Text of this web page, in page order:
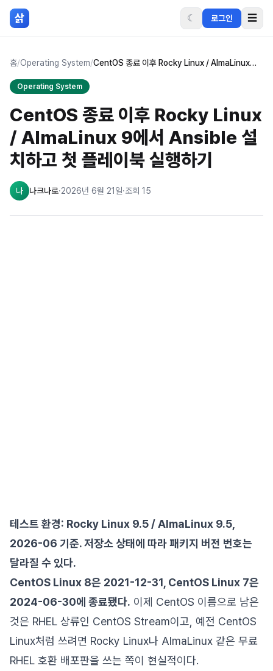
본문 바로가기
삵 ☾ 로그인 ☰
홈/Operating System/ CentOS 종료 이후 Rocky Linux / AlmaLinux 9에서 Ansible 설치하고 첫 플레이북 실행하기
Operating System
CentOS 종료 이후 Rocky Linux
/ AlmaLinux 9에서 Ansible 설
치하고 첫 플레이북 실행하기
나 나크나로·2026년 6월 21일·조회 15
테스트 환경: Rocky Linux 9.5 / AlmaLinux 9.5,
2026-06 기준. 저장소 상태에 따라 패키지 버전 번호는
달라질 수 있다.
CentOS Linux 8은 2021-12-31, CentOS Linux 7은
2024-06-30에 종료됐다. 이제 CentOS 이름으로 남은
것은 RHEL 상류인 CentOS Stream이고, 예전 CentOS
Linux처럼 쓰려면 Rocky Linux나 AlmaLinux 같은 무료
RHEL 호환 배포판을 쓰는 쪽이 현실적이다.